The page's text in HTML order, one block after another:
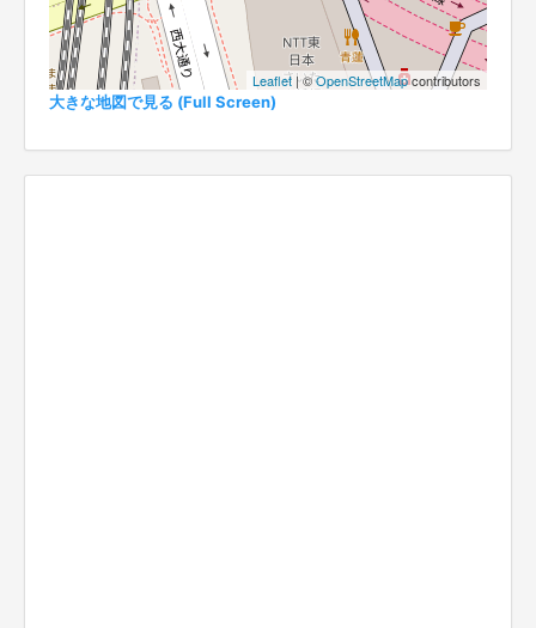
Leaflet| ©OpenStreetMapcontributors
大きな地図で見る (Full Screen)